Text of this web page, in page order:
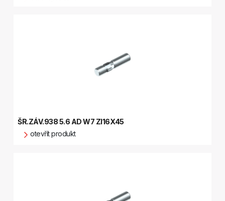
ŠR.ZÁV.938 5.6 AD W7 ZI16X45
otevřít produkt